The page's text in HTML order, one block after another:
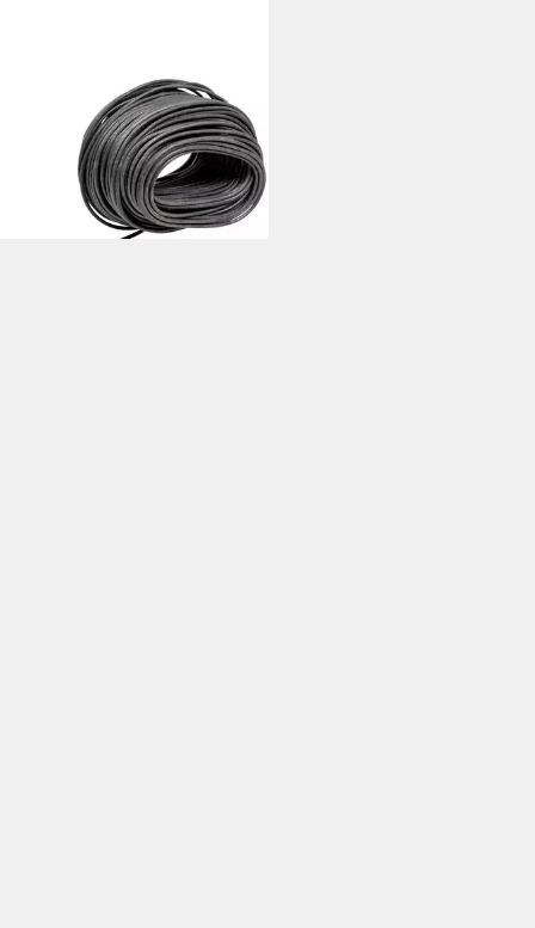
Baukom Bindedraht Ø
Werktagen bei dir